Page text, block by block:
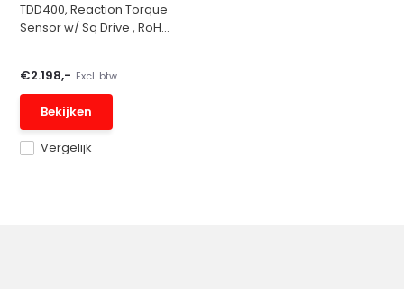
TDD400, Reaction Torque
Sensor w/ Sq Drive , RoH...
Vergelijk
€2.198,- Excl. btw
Bekijken